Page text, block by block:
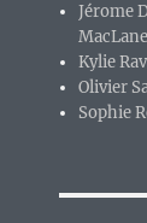
Jérome
MacLane
Kylie
Olivier
Sophie